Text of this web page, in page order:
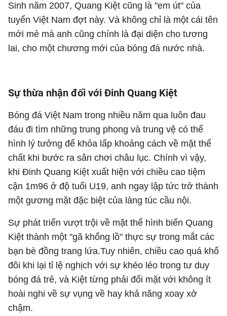
Sinh năm 2007, Quang Kiệt cũng là "em út" của
tuyển Việt Nam đợt này. Và không chỉ là một cái tên
mới mẻ mà anh cũng chính là đại diện cho tương
lai, cho một chương mới của bóng đá nước nhà.
Sự thừa nhận đối với Đinh Quang Kiệt
Bóng đá Việt Nam trong nhiều năm qua luôn đau
đáu đi tìm những trung phong và trung vệ có thể
hình lý tưởng để khỏa lấp khoảng cách về mặt thể
chất khi bước ra sân chơi châu lục. Chính vì vậy,
khi Đinh Quang Kiệt xuất hiện với chiều cao tiệm
cận 1m96 ở độ tuổi U19, anh ngay lập tức trở thành
một gương mặt đặc biệt của làng túc cầu nội.
Sự phát triển vượt trội về mặt thể hình biến Quang
Kiệt thành một "gã khổng lồ" thực sự trong mắt các
bạn bè đồng trang lứa.Tuy nhiên, chiều cao quá khổ
đôi khi lại tỉ lệ nghịch với sự khéo léo trong tư duy
bóng đá trẻ, và Kiệt từng phải đối mặt với không ít
hoài nghi về sự vụng về hay khả năng xoay xở
chậm.